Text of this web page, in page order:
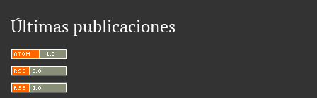
Últimas publicaciones